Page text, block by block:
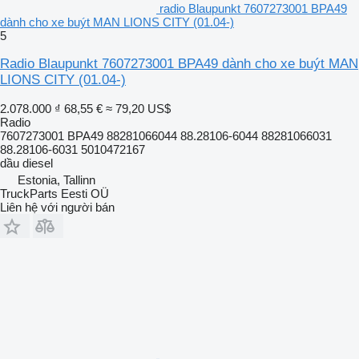
radio Blaupunkt 7607273001 BPA49
dành cho xe buýt MAN LIONS CITY (01.04-)
5
Radio Blaupunkt 7607273001 BPA49 dành cho xe buýt MAN
LIONS CITY (01.04-)
2.078.000 ₫ 68,55 € ≈ 79,20 US$
Radio
7607273001 BPA49 88281066044 88.28106-6044 88281066031
88.28106-6031 5010472167
dầu diesel
Estonia, Tallinn
TruckParts Eesti OÜ
Liên hệ với người bán